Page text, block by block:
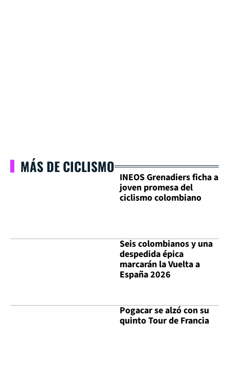
MÁS DE CICLISMO
INEOS Grenadiers ficha a
joven promesa del
ciclismo colombiano
Seis colombianos y una
despedida épica
marcarán la Vuelta a
España 2026
Pogacar se alzó con su
quinto Tour de Francia